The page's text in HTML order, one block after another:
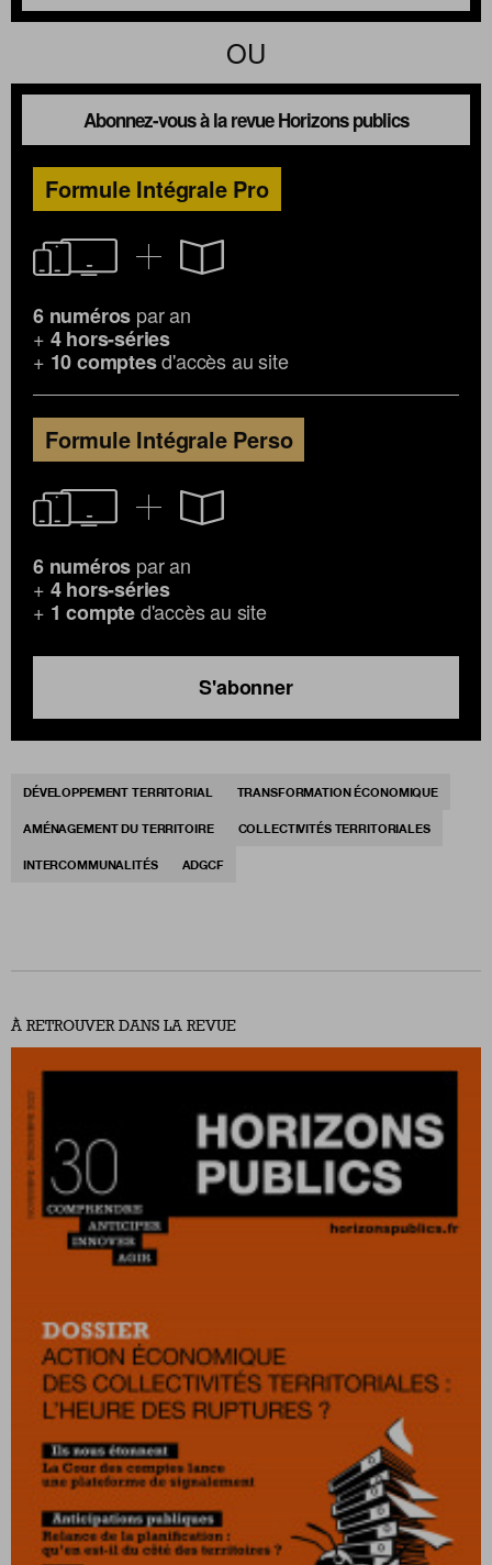
OU
Abonnez-vous à la revue Horizons publics
Formule Intégrale Pro
6 numéros par an
+ 4 hors-séries
+ 10 comptesd'accès au site
Formule Intégrale Perso
6 numéros par an
+ 4 hors-séries
+ 1 compted'accès au site
S'abonner
DÉVELOPPEMENT TERRITORIAL TRANSFORMATION ÉCONOMIQUE
AMÉNAGEMENT DU TERRITOIRE COLLECTIVITÉS TERRITORIALES
INTERCOMMUNALITÉS ADGCF
À RETROUVER DANS LA REVUE